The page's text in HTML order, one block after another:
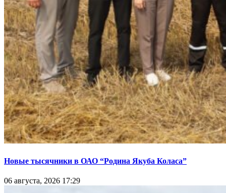
Новые тысячники в ОАО “Родина Якуба Коласа”
06 августа, 2026 17:29